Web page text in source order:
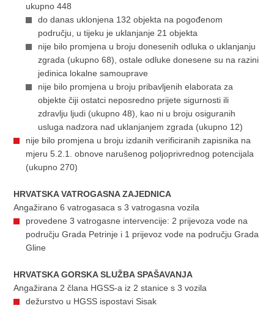
ukupno 448
do danas uklonjena 132 objekta na pogođenom
području, u tijeku je uklanjanje 21 objekta
nije bilo promjena u broju donesenih odluka o uklanjanju
zgrada (ukupno 68), ostale odluke donesene su na razini
jedinica lokalne samouprave
nije bilo promjena u broju pribavljenih elaborata za
objekte čiji ostatci neposredno prijete sigurnosti ili
zdravlju ljudi (ukupno 48), kao ni u broju osiguranih
usluga nadzora nad uklanjanjem zgrada (ukupno 12)
nije bilo promjena u broju izdanih verificiranih zapisnika na
mjeru 5.2.1. obnove narušenog poljoprivrednog potencijala
(ukupno 270)
HRVATSKA VATROGASNA ZAJEDNICA
Angažirano 6 vatrogasaca s 3 vatrogasna vozila
provedene 3 vatrogasne intervencije: 2 prijevoza vode na
području Grada Petrinje i 1 prijevoz vode na području Grada
Gline
HRVATSKA GORSKA SLUŽBA SPAŠAVANJA
Angažirana 2 člana HGSS-a iz 2 stanice s 3 vozila
dežurstvo u HGSS ispostavi Sisak